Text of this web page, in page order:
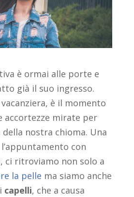
è ormai alle porte e
già il suo ingresso.
è il momento
accortezze mirate per
nostra chioma. Una
con
ci ritroviamo non solo a
la pelle ma siamo anche
capelli, che a causa